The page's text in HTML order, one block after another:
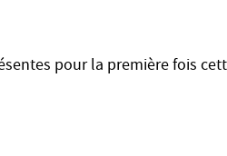
pour la première fois